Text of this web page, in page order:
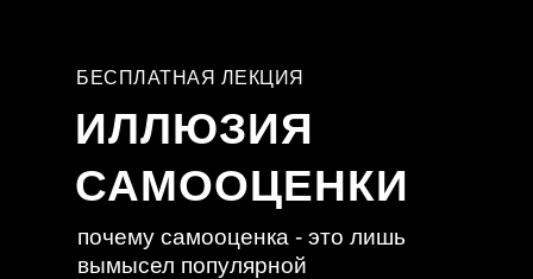
ИЛЛЮЗИЯ
САМООЦЕНКИ
БЕСПЛАТНАЯ ЛЕКЦИЯ
почему самооценка - это лишь
вымысел популярной